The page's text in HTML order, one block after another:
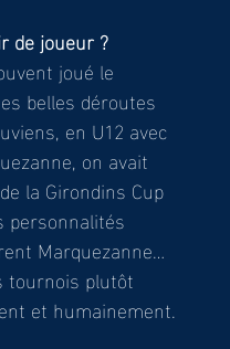
de joueur ?
joué le
belles déroutes
en U12 avec
on avait
la Girondins Cup
personnalités
Marquezanne…
tournois plutôt
et humainement.